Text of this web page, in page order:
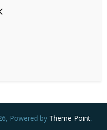
Powered by Theme-Point.